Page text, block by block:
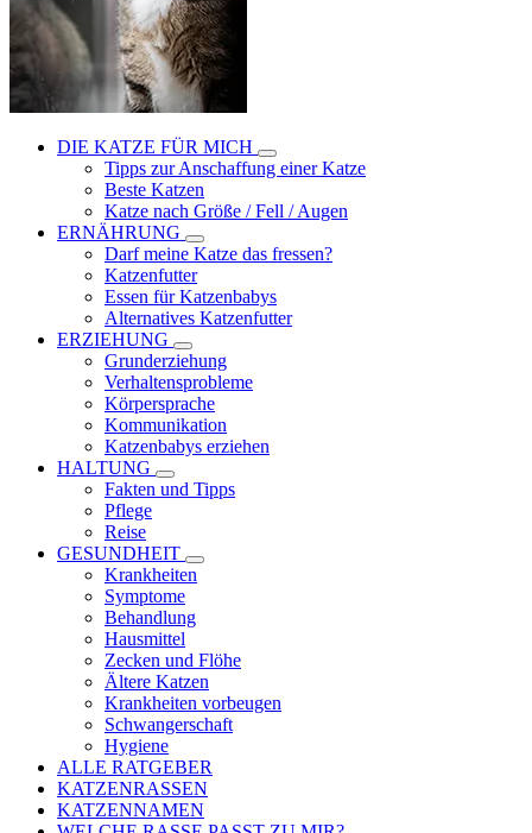
DIE KATZE FÜR MICH
Tipps zur Anschaffung einer Katze
Beste Katzen
Katze nach Größe / Fell / Augen
ERNÄHRUNG
Darf meine Katze das fressen?
Katzenfutter
Essen für Katzenbabys
Alternatives Katzenfutter
ERZIEHUNG
Grunderziehung
Verhaltensprobleme
Körpersprache
Kommunikation
Katzenbabys erziehen
HALTUNG
Fakten und Tipps
Pflege
Reise
GESUNDHEIT
Krankheiten
Symptome
Behandlung
Hausmittel
Zecken und Flöhe
Ältere Katzen
Krankheiten vorbeugen
Schwangerschaft
Hygiene
ALLE RATGEBER
KATZENRASSEN
KATZENNAMEN